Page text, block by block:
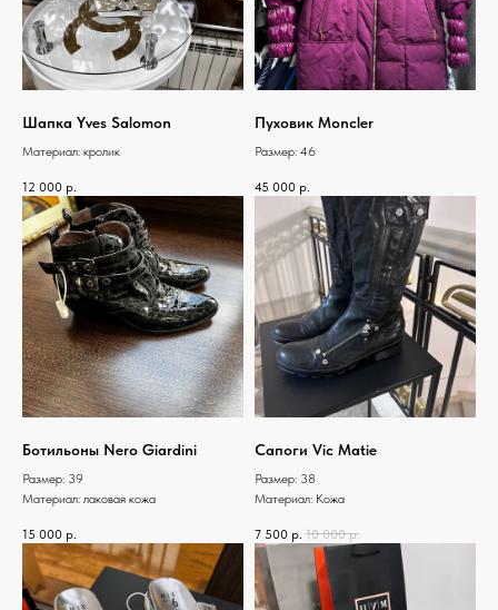
Шапка Yves Salomon
Материал: кролик
12 000 р.
Пуховик Moncler
Размер: 46
45 000 р.
Ботильоны Nero Giardini
Размер: 39
Материал: лаковая кожа
15 000 р.
Сапоги Vic Matie
Размер: 38
Материал: Кожа
7 500 р. 10 000 р.